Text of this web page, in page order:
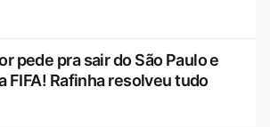
pede pra sair do São Paulo e
FIFA! Rafinha resolveu tudo